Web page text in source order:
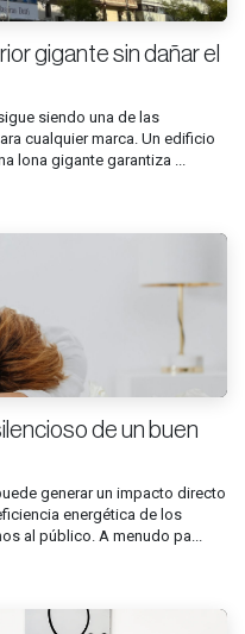
gigante sin dañar el
siendo una de las
cualquier marca. Un edificio
lona gigante garantiza ...
de un buen
generar un impacto directo
energética de los
al público. A menudo pa...